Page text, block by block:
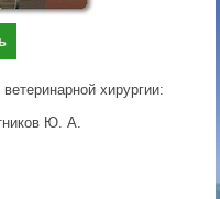
хирургии:
Ю. А.